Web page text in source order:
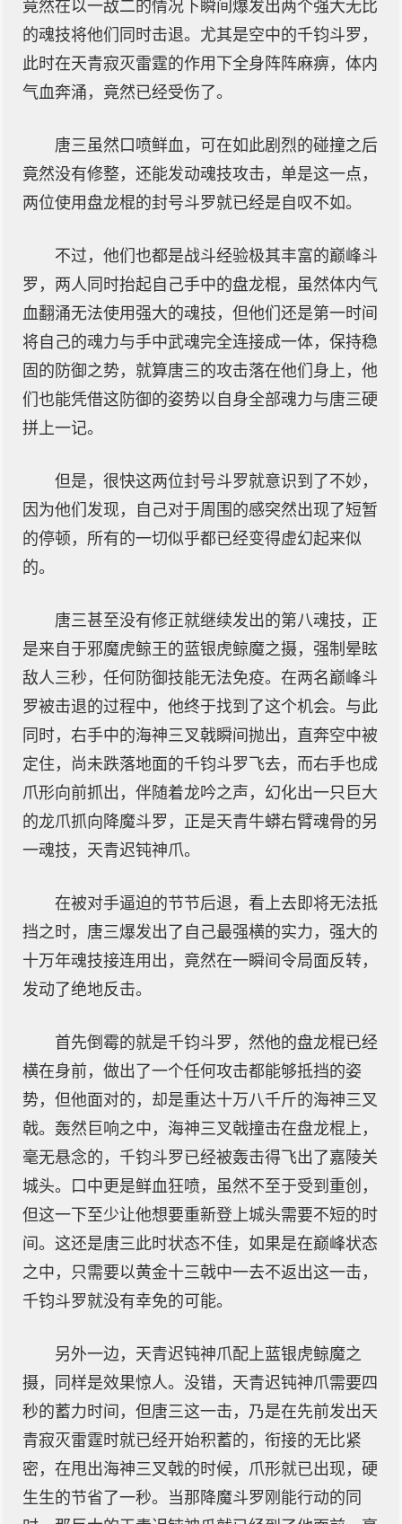
竟然在以一敌二的情况下瞬间爆发出两个强大无比
的魂技将他们同时击退。尤其是空中的千钧斗罗，
此时在天青寂灭雷霆的作用下全身阵阵麻痹，体内
气血奔涌，竟然已经受伤了。
唐三虽然口喷鲜血，可在如此剧烈的碰撞之后
竟然没有修整，还能发动魂技攻击，单是这一点，
两位使用盘龙棍的封号斗罗就已经是自叹不如。
不过，他们也都是战斗经验极其丰富的巅峰斗
罗，两人同时抬起自己手中的盘龙棍，虽然体内气
血翻涌无法使用强大的魂技，但他们还是第一时间
将自己的魂力与手中武魂完全连接成一体，保持稳
固的防御之势，就算唐三的攻击落在他们身上，他
们也能凭借这防御的姿势以自身全部魂力与唐三硬
拼上一记。
但是，很快这两位封号斗罗就意识到了不妙，
因为他们发现，自己对于周围的感突然出现了短暂
的停顿，所有的一切似乎都已经变得虚幻起来似
的。
唐三甚至没有修正就继续发出的第八魂技，正
是来自于邪魔虎鲸王的蓝银虎鲸魔之摄，强制晕眩
敌人三秒，任何防御技能无法免疫。在两名巅峰斗
罗被击退的过程中，他终于找到了这个机会。与此
同时，右手中的海神三叉戟瞬间抛出，直奔空中被
定住，尚未跌落地面的千钧斗罗飞去，而右手也成
爪形向前抓出，伴随着龙吟之声，幻化出一只巨大
的龙爪抓向降魔斗罗，正是天青牛蟒右臂魂骨的另
一魂技，天青迟钝神爪。
在被对手逼迫的节节后退，看上去即将无法抵
挡之时，唐三爆发出了自己最强横的实力，强大的
十万年魂技接连用出，竟然在一瞬间令局面反转，
发动了绝地反击。
首先倒霉的就是千钧斗罗，然他的盘龙棍已经
横在身前，做出了一个任何攻击都能够抵挡的姿
势，但他面对的，却是重达十万八千斤的海神三叉
戟。轰然巨响之中，海神三叉戟撞击在盘龙棍上，
毫无悬念的，千钧斗罗已经被轰击得飞出了嘉陵关
城头。口中更是鲜血狂喷，虽然不至于受到重创，
但这一下至少让他想要重新登上城头需要不短的时
间。这还是唐三此时状态不佳，如果是在巅峰状态
之中，只需要以黄金十三戟中一去不返出这一击，
千钧斗罗就没有幸免的可能。
另外一边，天青迟钝神爪配上蓝银虎鲸魔之
摄，同样是效果惊人。没错，天青迟钝神爪需要四
秒的蓄力时间，但唐三这一击，乃是在先前发出天
青寂灭雷霆时就已经开始积蓄的，衔接的无比紧
密，在甩出海神三叉戟的时候，爪形就已出现，硬
生生的节省了一秒。当那降魔斗罗刚能行动的同